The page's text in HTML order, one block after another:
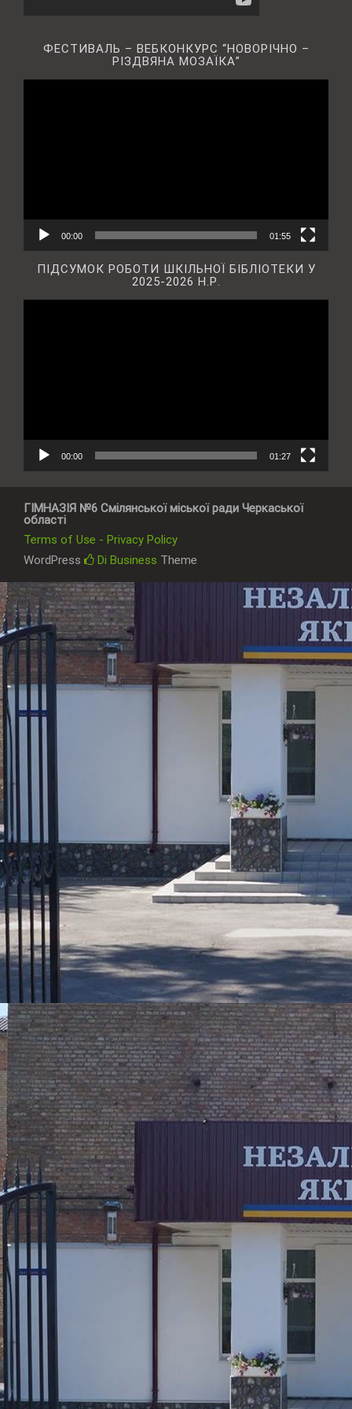
ФЕСТИВАЛЬ – ВЕБКОНКУРС “НОВОРІЧНО –
РІЗДВЯНА МОЗАЇКА”
00:00 01:55
ПІДСУМОК РОБОТИ ШКІЛЬНОЇ БІБЛІОТЕКИ У
2025-2026 Н.Р.
00:00 01:27
ГІМНАЗІЯ №6 Смілянської міської ради Черкаської
області
Terms of Use - Privacy Policy
WordPress
Di Business Theme